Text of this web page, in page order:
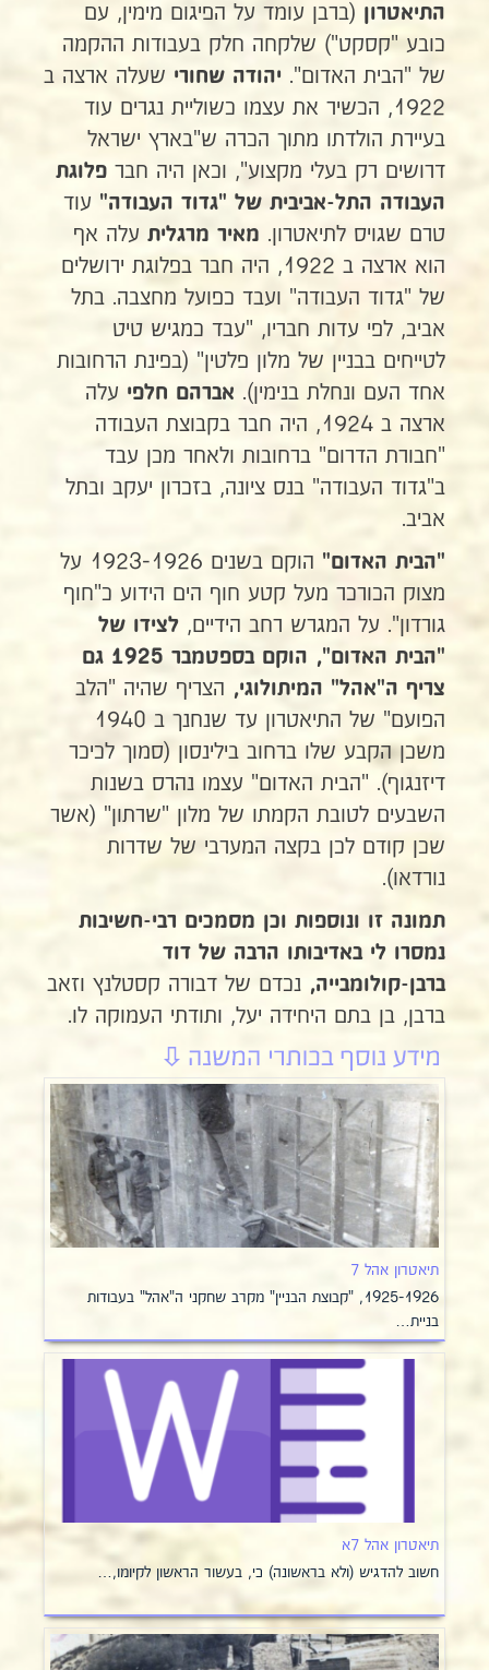
התיאטרון (ברבן עומד על הפיגום מימין, עם
כובע "קסקט") שלקחה חלק בעבודות ההקמה
של "הבית האדום". יהודה שחורי שעלה ארצה ב
1922, הכשיר את עצמו כשוליית נגרים עוד
בעיירת הולדתו מתוך הכרה ש"בארץ ישראל
דרושים רק בעלי מקצוע", וכאן היה חבר פלוגת
העבודה התל-אביבית של "גדוד העבודה" עוד
טרם שגויס לתיאטרון. מאיר מרגלית עלה אף
הוא ארצה ב 1922, היה חבר בפלוגת ירושלים
של "גדוד העבודה" ועבד כפועל מחצבה. בתל
אביב, לפי עדות חבריו, "עבד כמגיש טיט
לטייחים בבניין של מלון פלטין" (בפינת הרחובות
אחד העם ונחלת בנימין). אברהם חלפי עלה
ארצה ב 1924, היה חבר בקבוצת העבודה
"חבורת הדרום" ברחובות ולאחר מכן עבד
ב"גדוד העבודה" בנס ציונה, בזכרון יעקב ובתל
אביב.
"הבית האדום"
הוקם בשנים 1923-1926 על
מצוק הכורכר מעל קטע חוף הים הידוע כ"חוף
גורדון". על המגרש רחב הידיים, לצידו של
"הבית האדום", הוקם בספטמבר 1925 גם
צריף ה"אהל" המיתולוגי, הצריף שהיה "הלב
הפועם" של התיאטרון עד שנחנך ב 1940
משכן הקבע שלו ברחוב בילינסון (סמוך לכיכר
דיזנגוף). "הבית האדום" עצמו נהרס בשנות
השבעים לטובת הקמתו של מלון "שרתון" (אשר
שכן קודם לכן בקצה המערבי של שדרות
נורדאו).
תמונה זו ונוספות וכן מסמכים רבי-חשיבות
נמסרו לי באדיבותו הרבה של דוד
ברבן-קולומבייה, נכדם של דבורה קסטלנץ וזאב
ברבן, בן בתם היחידה יעל, ותודתי העמוקה לו.
תיאטרון אהל 7
1925-1926, "קבוצת הבניין" מקרב שחקני ה"אהל" בעבודות
בניית…
תיאטרון אהל 7א
חשוב להדגיש (ולא בראשונה) כי, בעשור הראשון לקיומו,…